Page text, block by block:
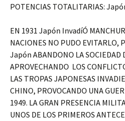
POTENCIAS TOTALITARIAS:
EN 1931 Japón InvadíÓ
NACIONES NO PUDO EVITARLO,
Japón ABANDONO LA SOCIEDAD
APROVECHANDO LOS
LAS TROPAS JAPONESAS
CHINO, PROVOCANDO UNA
1949. LA GRAN PRESENCIA
UNOS DE LOS PRIMEROS